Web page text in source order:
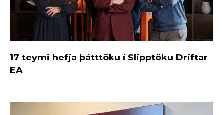
17 teymi hefja þátttöku í Slipptöku Driftar
EA